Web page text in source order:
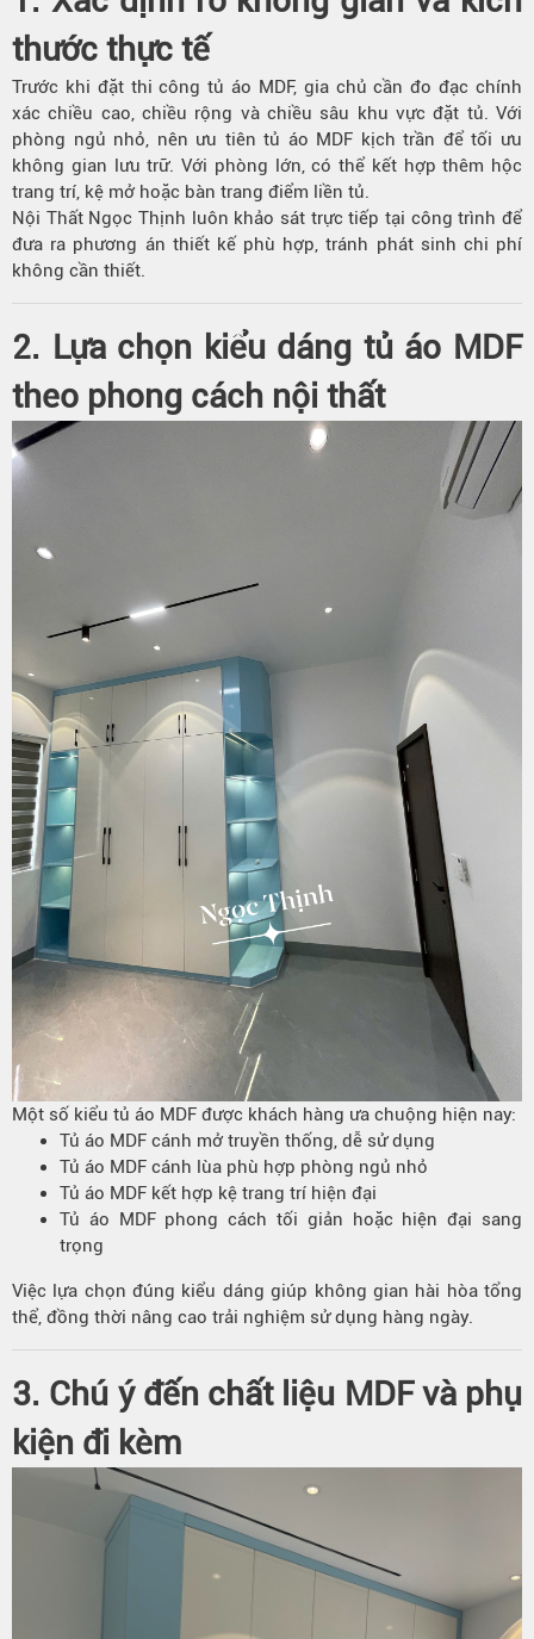
thước thực tế
Trước khi đặt thi công tủ áo MDF, gia chủ cần đo đạc chính
xác chiều cao, chiều rộng và chiều sâu khu vực đặt tủ. Với
phòng ngủ nhỏ, nên ưu tiên tủ áo MDF kịch trần để tối ưu
không gian lưu trữ. Với phòng lớn, có thể kết hợp thêm hộc
trang trí, kệ mở hoặc bàn trang điểm liền tủ.
Nội Thất Ngọc Thịnh luôn khảo sát trực tiếp tại công trình để
đưa ra phương án thiết kế phù hợp, tránh phát sinh chi phí
không cần thiết.
2. Lựa chọn kiểu dáng tủ áo MDF
theo phong cách nội thất
Một số kiểu tủ áo MDF được khách hàng ưa chuộng hiện nay:
Tủ áo MDF cánh mở truyền thống, dễ sử dụng
Tủ áo MDF cánh lùa phù hợp phòng ngủ nhỏ
Tủ áo MDF kết hợp kệ trang trí hiện đại
Tủ áo MDF phong cách tối giản hoặc hiện đại sang
trọng
Việc lựa chọn đúng kiểu dáng giúp không gian hài hòa tổng
thể, đồng thời nâng cao trải nghiệm sử dụng hàng ngày.
3. Chú ý đến chất liệu MDF và phụ
kiện đi kèm